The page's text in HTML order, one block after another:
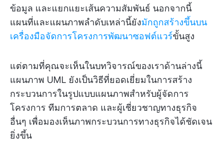
ข้อมูล และแยกแยะเส้นความสัมพันธ์ นอกจากนี้
แผนที่และแผนภาพลำดับเหล่านี้ยังมักถูกสร้างขึ้นบน
เครื่องมือจัดการโครงการพัฒนาซอฟต์แวร์ขั้นสูง
แต่ตามที่คุณจะเห็นในบทวิจารณ์ของเราด้านล่างนี้
แผนภาพ UML ยังเป็นวิธีที่ยอดเยี่ยมในการสร้าง
กระบวนการในรูปแบบแผนภาพสำหรับผู้จัดการ
โครงการ ทีมการตลาด และผู้เชี่ยวชาญทางธุรกิจ
อื่นๆ เพื่อมองเห็นภาพกระบวนการทางธุรกิจได้ชัดเจน
ยิ่งขึ้น